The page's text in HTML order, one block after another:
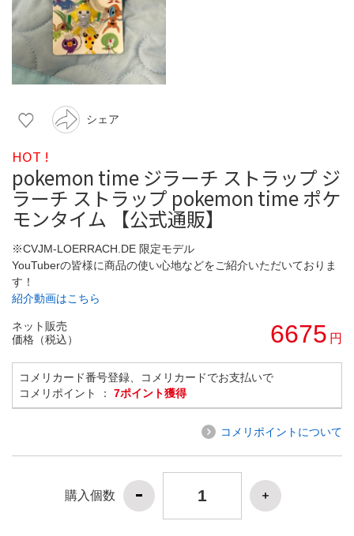
シェア
HOT !
pokemon time ジラーチ ストラップ ジ
ラーチ ストラップ pokemon time ポケ
モンタイム 【公式通販】
※CVJM-LOERRACH.DE 限定モデル
YouTuberの皆様に商品の使い心地などをご紹介いただいておりま
す！
紹介動画はこちら
ネット販売
価格（税込）
6675 円
コメリカード番号登録、コメリカードでお支払いで
コメリポイント ： 7ポイント獲得
コメリポイントについて
購入個数